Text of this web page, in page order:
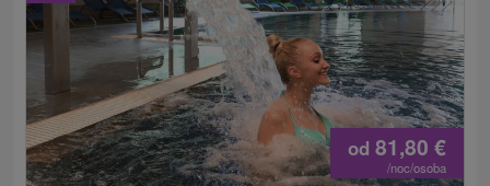
od 81,80 €
/noc/osoba